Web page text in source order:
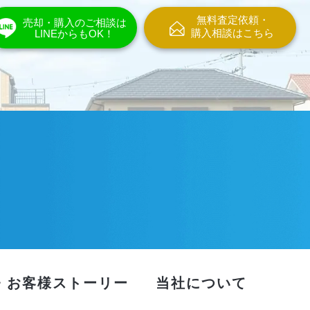
売却・購入のご相談は
LINEからもOK！
無料査定依頼・
購入相談はこちら
お客様ストーリー 当社について